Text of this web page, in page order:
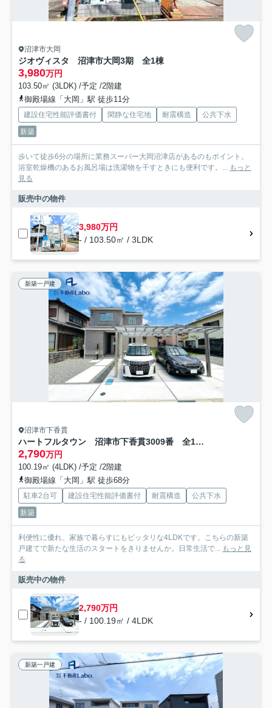
沼津市大岡
ジオヴィスタ 沼津市大岡3期 全1棟
3,980万円
103.50㎡ (3LDK) /予定 /2階建
御殿場線「大岡」駅 徒歩11分
建設住宅性能評価書付 閑静な住宅地 耐震構造
公共下水
新築
歩いて徒歩6分の場所に業務スーパー大岡沼津店があるのもポイント。
浴室乾燥機のあるお風呂場は洗濯物を干すときにも便利です。... もっと
見る
販売中の物件
3,980万円
- / 103.50㎡ / 3LDK
新築一戸建
沼津市下香貫
ハートフルタウン 沼津市下香貫3009番 全1棟
2,790万円
100.19㎡ (4LDK) /予定 /2階建
御殿場線「大岡」駅 徒歩68分
駐車2台可 建設住宅性能評価書付 耐震構造
公共下水
新築
利便性に優れ、家族で暮らすにもピッタリな4LDKです。こちらの新築
戸建てで新たな生活のスタートをきりませんか。日常生活で... もっと見
る
販売中の物件
2,790万円
- / 100.19㎡ / 4LDK
新築一戸建